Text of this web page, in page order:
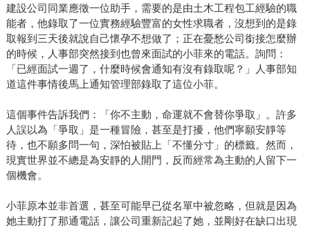
建設公司同業應徵一位助手，需要的是由土木工程包工經驗的職
能者，他錄取了一位實務經驗豐富的女性求職者，沒想到的是錄
取報到三天後就說自己懷孕不想做了；正在憂愁公司銜接怎麼辦
的時候，人事部突然接到也曾來面試的小菲來的電話。詢問：
「已經面試一週了，什麼時候會通知有沒有錄取呢？」人事部知
道這件事情後馬上通知管理部錄取了這位小菲。
這個事件告訴我們：「你不主動，命運就不會替你爭取」。許多
人誤以為「爭取」是一種冒險，甚至是打擾，他們寧願安靜等
待，也不願多問一句，深怕被貼上「不懂分寸」的標籤。然而，
現實世界並不總是為安靜的人開門，反而經常為主動的人留下一
個機會。
小菲原本並非首選，甚至可能早已從名單中被忽略，但就是因為
她主動打了那通電話，讓公司重新記起了她，並剛好在缺口出現